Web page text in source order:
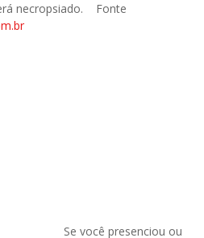
necropsiado. Fonte
Se você presenciou ou